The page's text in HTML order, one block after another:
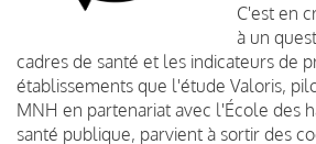
C'est en
à un
cadres de santé et les indicateurs de
établissements que l'étude Valoris,
MNH en partenariat avec l'École des
santé publique, parvient à sortir des